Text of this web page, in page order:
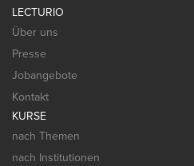
LECTURIO
Über uns
Presse
Jobangebote
Kontakt
KURSE
nach Themen
nach Institutionen